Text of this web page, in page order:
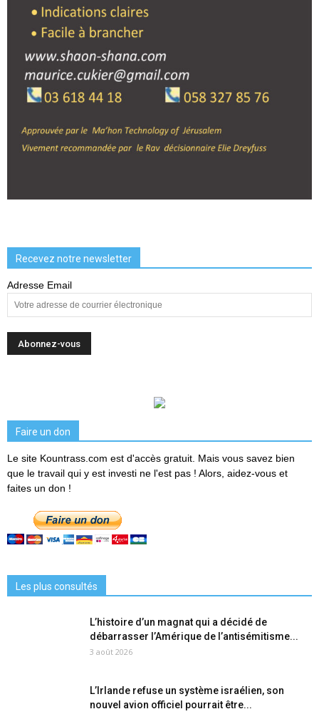
Recevez notre newsletter
Adresse Email
Faire un don
Le site Kountrass.com est d'accès gratuit. Mais vous savez bien
que le travail qui y est investi ne l'est pas ! Alors, aidez-vous et
faites un don !
Les plus consultés
L’histoire d’un magnat qui a décidé de
débarrasser l’Amérique de l’antisémitisme...
3 août 2026
L’Irlande refuse un système israélien, son
nouvel avion officiel pourrait être...